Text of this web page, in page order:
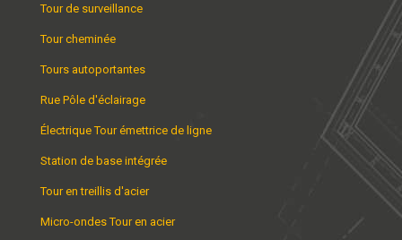
Tour de surveillance
Tour cheminée
Tours autoportantes
Rue Pôle d'éclairage
Électrique Tour émettrice de ligne
Station de base intégrée
Tour en treillis d'acier
Micro-ondes Tour en acier